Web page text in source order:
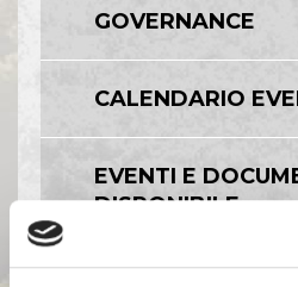
GOVERNANCE
CALENDARIO
EVENTI E
DISPONIBILE